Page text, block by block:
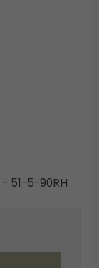
51-5-90RH